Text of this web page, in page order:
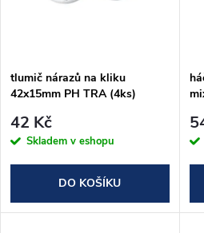
p
r
o
d
s
p
r
tlumič nárazů na kliku
42x15mm PH TRA (4ks)
42 Kč
Skladem v eshopu
DO KOŠÍKU